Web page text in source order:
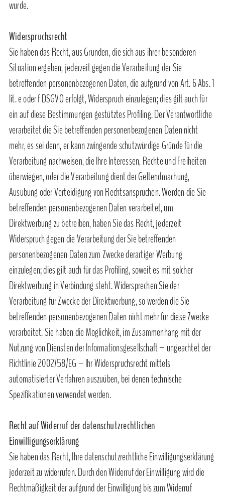
wurde.
Widerspruchsrecht
Sie haben das Recht, aus Gründen, die sich aus ihrer besonderen
Situation ergeben, jederzeit gegen die Verarbeitung der Sie
betreffenden personenbezogenen Daten, die aufgrund von Art. 6 Abs. 1
lit. e oder f DSGVO erfolgt, Widerspruch einzulegen; dies gilt auch für
ein auf diese Bestimmungen gestütztes Profiling. Der Verantwortliche
verarbeitet die Sie betreffenden personenbezogenen Daten nicht
mehr, es sei denn, er kann zwingende schutzwürdige Gründe für die
Verarbeitung nachweisen, die Ihre Interessen, Rechte und Freiheiten
überwiegen, oder die Verarbeitung dient der Geltendmachung,
Ausübung oder Verteidigung von Rechtsansprüchen. Werden die Sie
betreffenden personenbezogenen Daten verarbeitet, um
Direktwerbung zu betreiben, haben Sie das Recht, jederzeit
Widerspruch gegen die Verarbeitung der Sie betreffenden
personenbezogenen Daten zum Zwecke derartiger Werbung
einzulegen; dies gilt auch für das Profiling, soweit es mit solcher
Direktwerbung in Verbindung steht. Widersprechen Sie der
Verarbeitung für Zwecke der Direktwerbung, so werden die Sie
betreffenden personenbezogenen Daten nicht mehr für diese Zwecke
verarbeitet. Sie haben die Möglichkeit, im Zusammenhang mit der
Nutzung von Diensten der Informationsgesellschaft – ungeachtet der
Richtlinie 2002/58/EG – Ihr Widerspruchsrecht mittels
automatisierter Verfahren auszuüben, bei denen technische
Spezifikationen verwendet werden.
Recht auf Widerruf der datenschutzrechtlichen
Einwilligungserklärung
Sie haben das Recht, Ihre datenschutzrechtliche Einwilligungserklärung
jederzeit zu widerrufen. Durch den Widerruf der Einwilligung wird die
Rechtmäßigkeit der aufgrund der Einwilligung bis zum Widerruf